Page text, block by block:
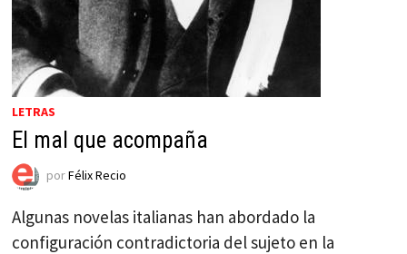
LETRAS
El mal que acompaña
porFélix Recio
Algunas novelas italianas han abordado la
configuración contradictoria del sujeto en la